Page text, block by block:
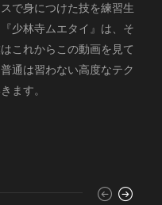
で身につけた技を練習生
少林寺ムエタイ』は、そ
これからこの動画を見て
通は習わない高度なテク
ます。